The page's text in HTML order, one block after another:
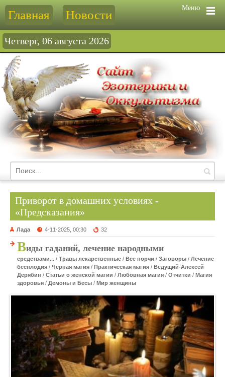
Меню
Главная Новости
Четверг, 06 августа 2026
Приворот в домашних условиях -
«Предсказания»
Лада 4-11-2025, 00:30 32
Виды гаданий, лечение народными
средствами... / Травы лекарственные / Все порчи / Заговоры / Лечение
бесплодия / Черная магия / Практическая магия / Ведущий-Алексей
Дерябин / Статьи о женской магии / Любовная магия / Отчитки / Магия
здоровья / Демоны и Бесы / Мир женщины